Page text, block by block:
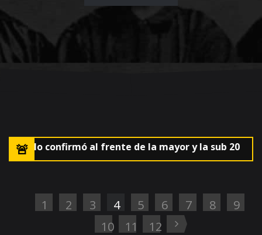
lo confirmó al frente de la mayor y la sub 20
1 2 3 4 5 6 7 8
9
10
11 12